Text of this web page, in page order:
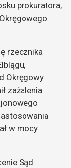
prokuratora,
rzecznika
Okręgowy
zażalenia
w mocy
Sąd